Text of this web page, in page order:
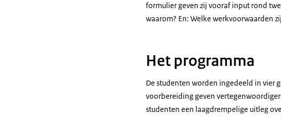
formulier geven zij vooraf input rond
waarom? En: Welke werkvoorwaarden
Het programma
De studenten worden ingedeeld in vier
voorbereiding geven
studenten een laagdrempelige uitleg